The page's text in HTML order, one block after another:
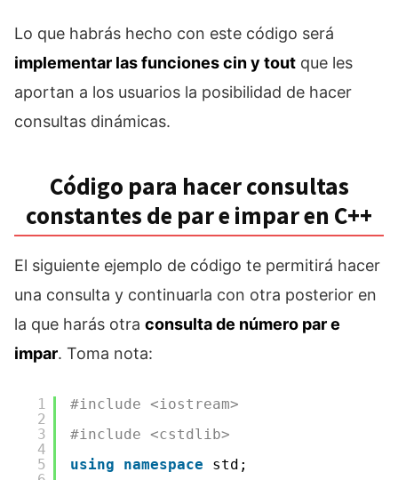
Lo que habrás hecho con este código será
implementar las funciones cin y tout que les
aportan a los usuarios la posibilidad de hacer
consultas dinámicas.
Código para hacer consultas
constantes de par e impar en C++
El siguiente ejemplo de código te permitirá hacer
una consulta y continuarla con otra posterior en
la que harás otra consulta de número par e
impar. Toma nota:
1
2
3
4
5
#include <iostream>
#include <cstdlib>
using
namespace std;